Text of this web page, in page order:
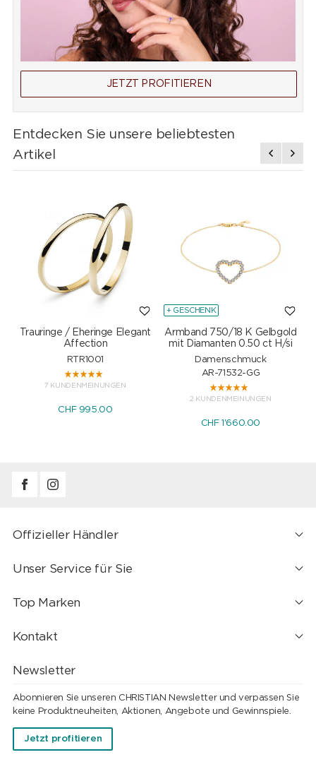
JETZT PROFITIEREN
Entdecken Sie unsere beliebtesten
Artikel
Trauringe / Eheringe Elegant
Affection
RTR1001
7 KUNDENMEINUNGEN
CHF 995.00
+ GESCHENK
Armband 750/18 K Gelbgold
mit Diamanten 0.50 ct H/si
Damenschmuck
AR-71532-GG
2 KUNDENMEINUNGEN
CHF 1'660.00
Offizieller Händler
Unser Service für Sie
Top Marken
Kontakt
Newsletter
Abonnieren Sie unseren CHRISTIAN Newsletter und verpassen Sie
keine Produktneuheiten, Aktionen, Angebote und Gewinnspiele.
Jetzt profitieren